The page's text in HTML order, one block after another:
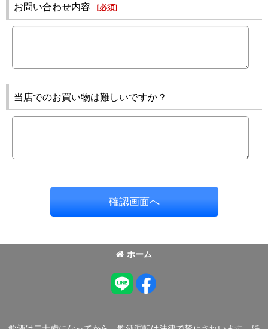
お問い合わせ内容 [必須]
当店でのお買い物は難しいですか？
確認画面へ
ホーム